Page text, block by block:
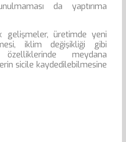
da yaptırıma
gelişmeler, üretimde yeni
iklim değişikliği gibi
meydana
sicile kaydedilebilmesine